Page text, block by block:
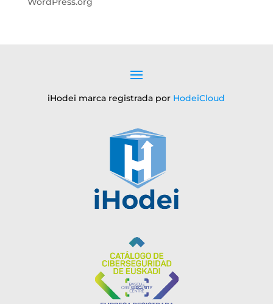
iHodei marca registrada por HodeiCloud